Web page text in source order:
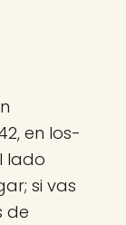
en los-
lado
si vas
de